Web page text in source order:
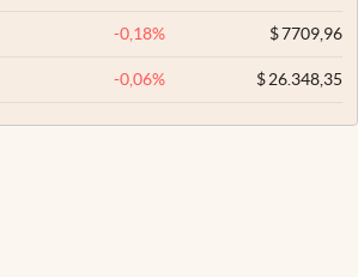
-0,18% $7709,96
-0,06% $26.348,35